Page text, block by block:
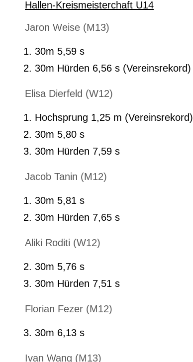
Hallen-Kreismeisterchaft U14
Jaron Weise (M13)
30m 5,59 s
30m Hürden 6,56 s (Vereinsrekord)
Elisa Dierfeld (W12)
Hochsprung 1,25 m (Vereinsrekord)
30m 5,80 s
30m Hürden 7,59 s
Jacob Tanin (M12)
30m 5,81 s
30m Hürden 7,65 s
Aliki Roditi (W12)
30m 5,76 s
30m Hürden 7,51 s
Florian Fezer (M12)
30m 6,13 s
Ivan Wang (M13)